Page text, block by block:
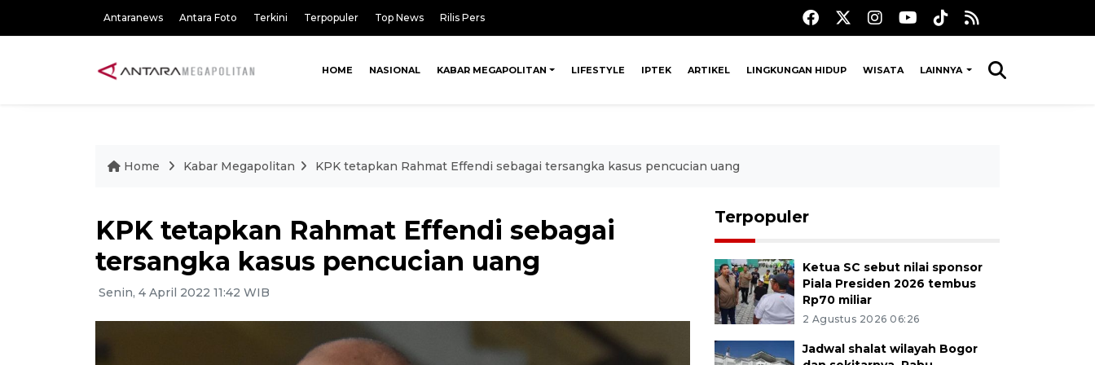
Antaranews Antara Foto Terkini Terpopuler Top News Rilis Pers
HOME NASIONAL KABAR MEGAPOLITAN LIFESTYLE IPTEK ARTIKEL LINGKUNGAN HIDUP WISATA LAINNYA
Home Kabar Megapolitan KPK tetapkan Rahmat Effendi sebagai tersangka kasus pencucian uang
KPK tetapkan Rahmat Effendi sebagai
tersangka kasus pencucian uang
Senin, 4 April 2022 11:42 WIB
Terpopuler
Ketua SC sebut nilai sponsor
Piala Presiden 2026 tembus
Rp70 miliar
2 Agustus 2026 06:26
Jadwal shalat wilayah Bogor